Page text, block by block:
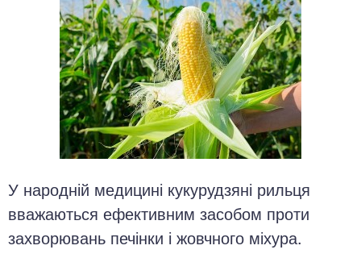
У народній медицині кукурудзяні рильця
вважаються ефективним засобом проти
захворювань печінки і жовчного міхура.